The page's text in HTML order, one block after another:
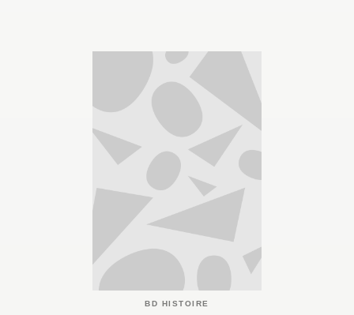
BD HISTOIRE